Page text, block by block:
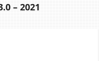
– 2021